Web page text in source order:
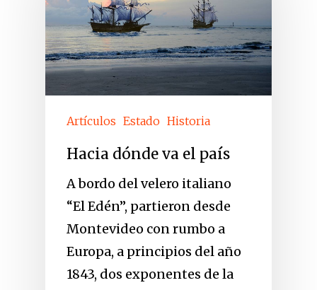
Artículos Estado Historia
Hacia dónde va el país
A bordo del velero italiano
“El Edén”, partieron desde
Montevideo con rumbo a
Europa, a principios del año
1843, dos exponentes de la